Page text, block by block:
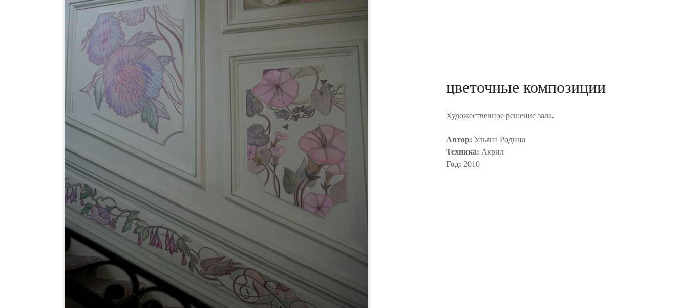
цветочные композиции
Художественное решение зала.
Автор: Ульяна Родина
Техника: Акрил
Год: 2010